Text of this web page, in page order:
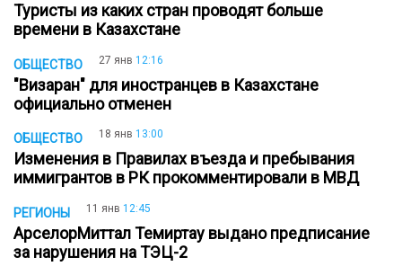
Туристы из каких стран проводят больше
времени в Казахстане
ОБЩЕСТВО 27 янв 12:16
"Визаран" для иностранцев в Казахстане
официально отменен
ОБЩЕСТВО 18 янв 13:00
Изменения в Правилах въезда и пребывания
иммигрантов в РК прокомментировали в МВД
РЕГИОНЫ 11 янв 12:45
АрселорМиттал Темиртау выдано предписание
за нарушения на ТЭЦ-2